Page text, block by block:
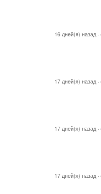
16 дней(я) назад·
17 дней(я) назад·
17 дней(я) назад·
17 дней(я) назад·